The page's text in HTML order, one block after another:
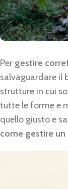
Per gestire
salvaguardare il
strutture in cui
tutte le forme e
quello giusto e
come gestire un